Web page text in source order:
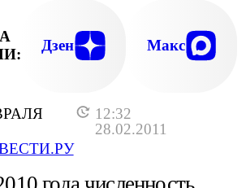
12:32
28.02.2011
Дзен Макс